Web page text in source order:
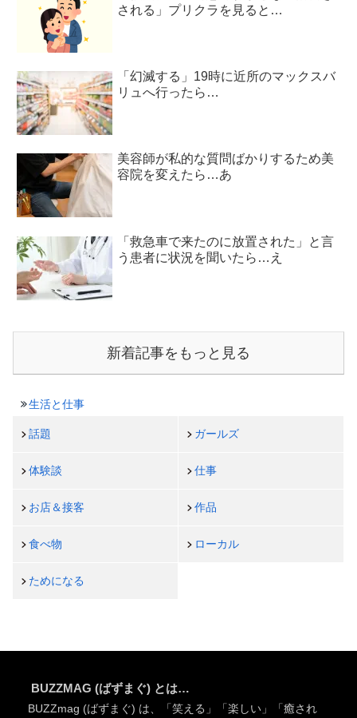
される」プリクラを見ると…
「幻滅する」19時に近所のマックスバ
リュへ行ったら…
美容師が私的な質問ばかりするため美
容院を変えたら…あ
「救急車で来たのに放置された」と言
う患者に状況を聞いたら…え
新着記事をもっと見る
生活と仕事
話題 ガールズ
体験談 仕事
お店＆接客 作品
食べ物 ローカル
ためになる
BUZZMAG (ばずまぐ) とは…
BUZZmag (ばずまぐ) は、「笑える」「楽しい」「癒され